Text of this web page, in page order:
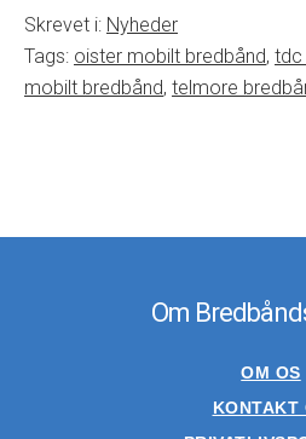
Skrevet i: Nyheder
Tags: oister mobilt bredbånd, tdc
mobilt bredbånd, telmore
Om
OM OS
KONTAKT